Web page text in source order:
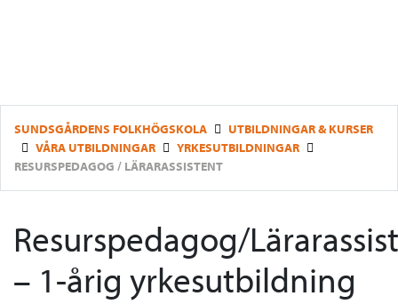
SUNDSGÅRDENS FOLKHÖGSKOLA
UTBILDNINGAR & KURSER
VÅRA UTBILDNINGAR
YRKESUTBILDNINGAR
RESURSPEDAGOG / LÄRARASSISTENT
Resurspedagog/
– 1-årig yrkesutbildning